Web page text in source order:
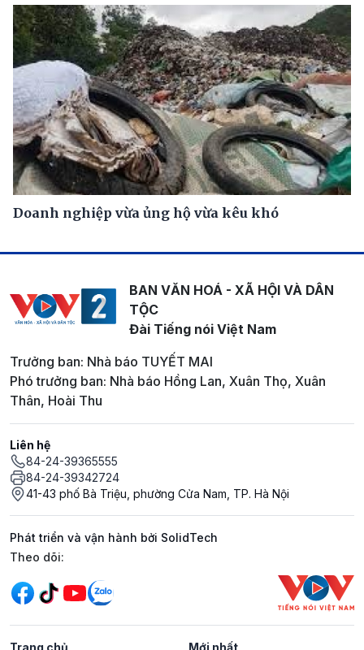
Doanh nghiệp vừa ủng hộ vừa kêu khó
BAN VĂN HOÁ - XÃ HỘI VÀ DÂN
TỘC
Đài Tiếng nói Việt Nam
Trưởng ban: Nhà báo TUYẾT MAI
Phó trưởng ban: Nhà báo Hồng Lan, Xuân Thọ, Xuân
Thân, Hoài Thu
Liên hệ
84-24-39365555
84-24-39342724
41-43 phố Bà Triệu, phường Cửa Nam, TP. Hà Nội
Phát triển và vận hành bởi SolidTech
Mạng xã hội
Theo dõi:
Trang chủ Mới nhất